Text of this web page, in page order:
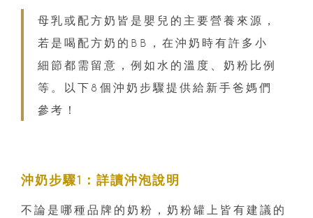
母乳或配方奶皆是嬰兒的主要營養來源，
若是喝配方奶的BB，在沖奶時有許多小
細節都需留意，例如水的溫度、奶粉比例
等。以下8個沖奶步驟提供給新手爸媽們
參考！
沖奶步驟1：詳讀沖泡說明
不論是哪種品牌的奶粉，奶粉罐上皆有建議的